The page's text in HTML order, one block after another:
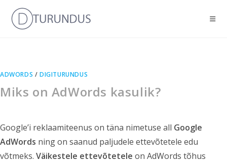
ADWORDS /DIGITURUNDUS
Miks on AdWords kasulik?
Google’i reklaamiteenus on täna nimetuse all Google
AdWords ning on saanud paljudele ettevõtetele edu
võtmeks. Väikestele ettevõtetele on AdWords tõhus